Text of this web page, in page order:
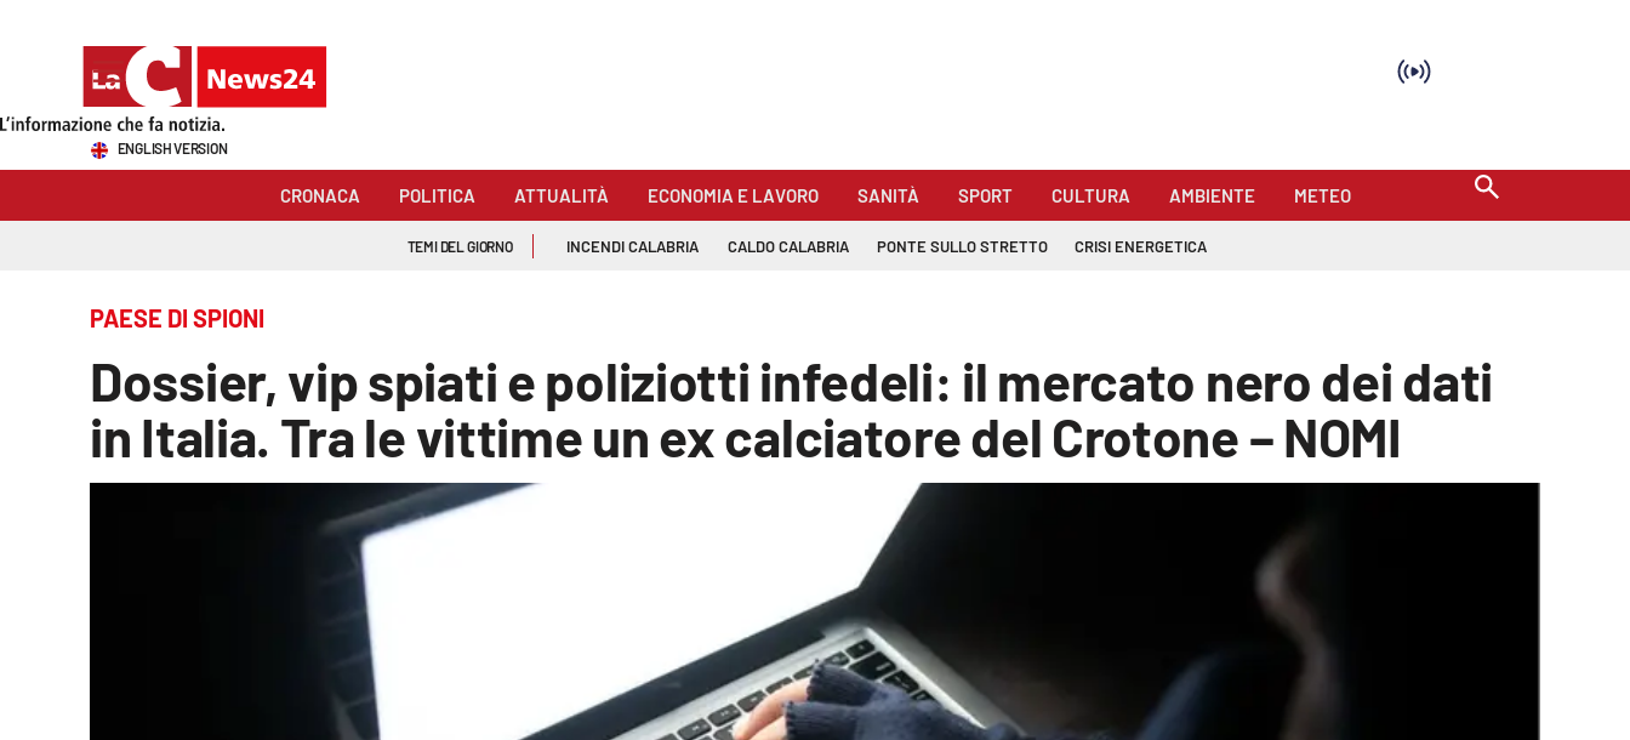
Sezioni
Economia e lavoro
ENGLISH VERSION
CRONACA POLITICA ATTUALITÀ ECONOMIA E LAVORO SANITÀ SPORT CULTURA AMBIENTE METEO
TEMI DEL GIORNO INCENDI CALABRIA CALDO CALABRIA PONTE SULLO STRETTO CRISI ENERGETICA
PAESE DI SPIONI
Dossier, vip spiati e poliziotti infedeli: il mercato nero dei dati
in Italia. Tra le vittime un ex calciatore del Crotone – NOMI